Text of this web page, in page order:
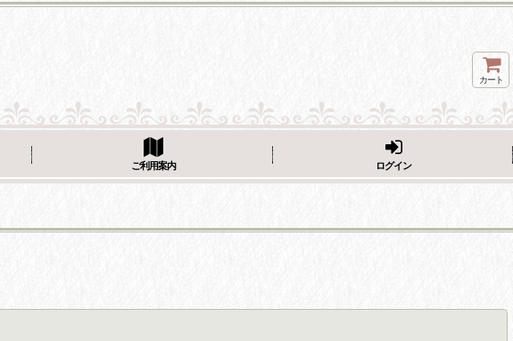
カート
ご利用案内 ログイン